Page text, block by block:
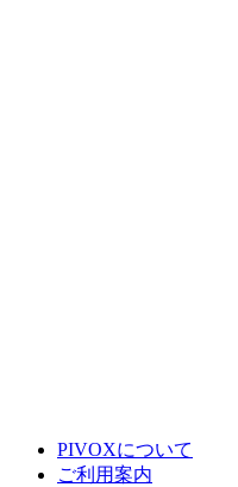
PIVOXについて
ご利用案内